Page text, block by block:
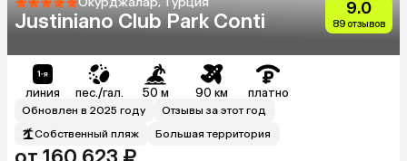
Justiniano Club Park Conti
9.0
89 отзывов
линия пес./гал. 50 м 90 км платно
Обновлен в 2025 году
Отзывы за этот год
Собственный пляж
Большая территория